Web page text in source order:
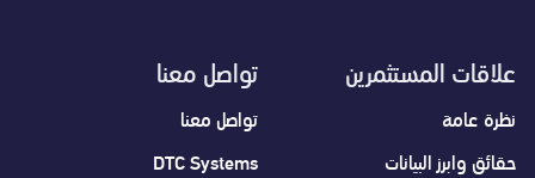
علاقات المستثمرين
نظرة عامة
حقائق وابرز البيانات
تواصل معنا
تواصل معنا
DTC Systems